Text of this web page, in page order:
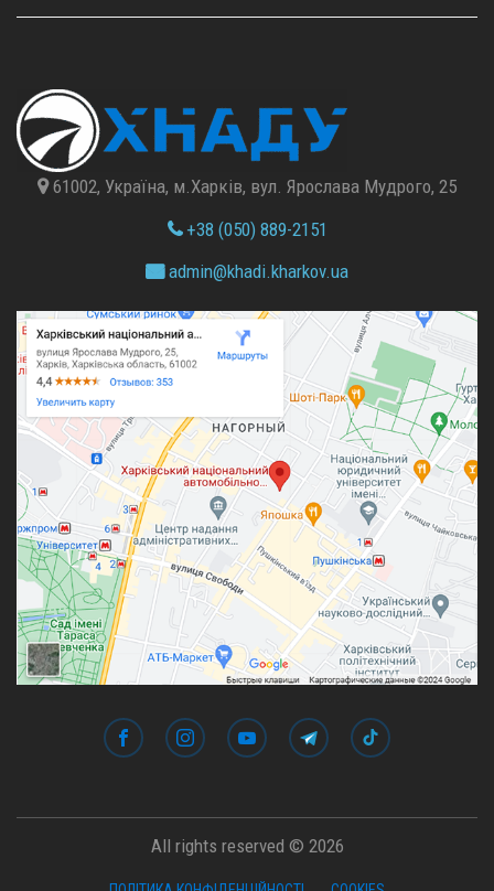
61002, Україна, м.Харків, вул. Ярослава Мудрого, 25
+38 (050) 889-2151
admin@khadi.kharkov.ua
All rights reserved © 2026